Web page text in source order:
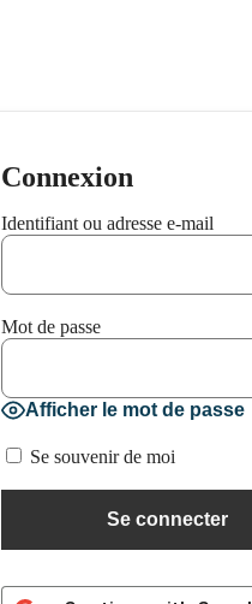
Connexion
Identifiant ou adresse e-mail
Mot de passe
Afficher le mot de passe
Se souvenir de moi